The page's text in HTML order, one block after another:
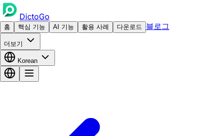
DictoGo
홈 핵심 기능 AI 기능 활용 사례 다운로드 블로그
더보기
Korean